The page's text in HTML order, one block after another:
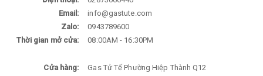
Email:
info@gastute.com
Zalo:
0943789600
Thời gian mở cửa:
08:00AM - 16:30PM
Cửa hàng:
Gas Tử Tế Phường Hiệp Thành Q12